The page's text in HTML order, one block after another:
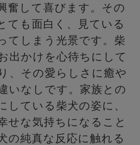
奮して喜びます。その
ても面白く、見ている
てしまう光景です。柴
出かけを心待ちにして
、その愛らしさに癒や
いなしです。家族との
している柴犬の姿に、
せな気持ちになること
の純真な反応に触れる